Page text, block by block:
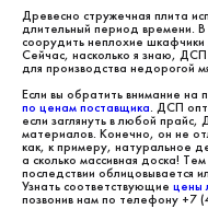
Древесно стружечная плита
длительный период времени.
соорудить неплохие
Сейчас, насколько я знаю,
для производства недорогой
Если вы обратить внимание
по ценам поставщика. ДСП
если заглянуть в любой
материалов. Конечно, он не
как, к примеру, натуральное
а сколько массивная доска!
последствии облицовывается
Узнать соответствующие цены
позвонив нам по телефону +7